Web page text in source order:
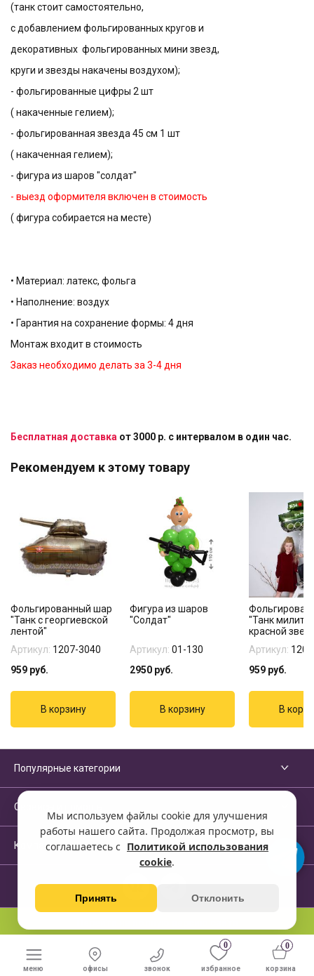
Мы используем файлы cookie для улучшения
работы нашего сайта. Продолжая просмотр, вы
соглашаетесь с Политикой использования
cookie.
Принять Отклонить
(танк стоит самостоятельно,
с добавлением фольгированных кругов и
декоративных фольгированных мини звезд,
круги и звезды накачены воздухом);
- фольгированные цифры 2 шт
( накаченные гелием);
- фольгированная звезда 45 см 1 шт
( накаченная гелием);
- фигура из шаров "солдат"
- выезд оформителя включен в стоимость
( фигура собирается на месте)
• Материал: латекс, фольга
• Наполнение: воздух
• Гарантия на сохранение формы: 4 дня
Монтаж входит в стоимость
Заказ необходимо делать за 3-4 дня
Бесплатная доставка от 3000 р. с интервалом в один час.
Рекомендуем к этому товару
Фольгированный шар
"Танк с георгиевской
лентой"
Артикул: 1207-3040
959 руб.
Фигура из шаров
"Солдат"
Артикул: 01-130
2950 руб.
"Танк
красной
Артикул:
959 руб.
Популярные категории
Сервисы и помощь
Компания
меню офисы звонок
0
избранное
0
корзина